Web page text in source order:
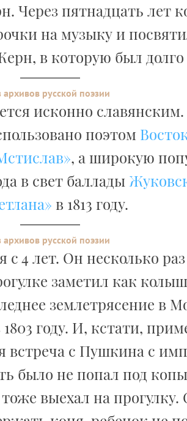
Через пятнадцать лет
на музыку и
в которую был
архивов русской поэзии
исконно
поэтом
, а широкую
в свет баллады
в 1813 году.
архивов русской поэзии
с 4 лет. Он несколько
заметил как
землетрясение в
году. И, кстати,
встреча с Пушкина с
было не попал под
выехал на прогулку.